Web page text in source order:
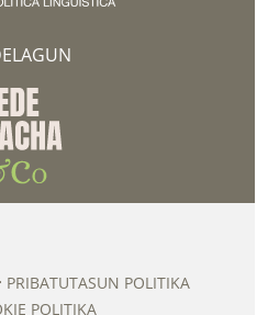
PRIBATUTASUN POLITIKA
POLITIKA